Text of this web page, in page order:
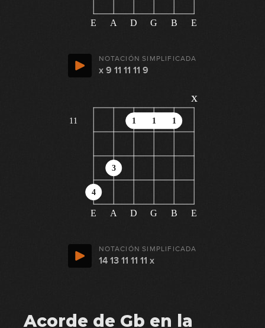
E A D G B E
NOTACIÓN SIMPLIFICADA
x 9 11 11 11 9
11
E A D G B E
1 1 1
4
3
x
NOTACIÓN SIMPLIFICADA
14 13 11 11 11 x
Acorde de Gb en la